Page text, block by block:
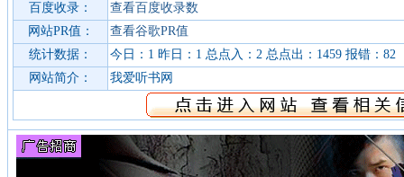
百度收录：
查看百度收录数
网站PR值：
查看谷歌PR值
统计数据：
今日：1 昨日：1 总点入：2 总点出：1459 报错：82
网站简介：
我爱听书网